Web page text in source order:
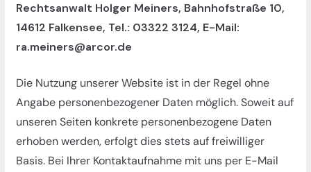
g
e
Rechtsanwalt Holger Meiners, Bahnhofstraße 10,
14612 Falkensee, Tel.: 03322 3124, E-Mail:
ra.meiners@arcor.de
Die Nutzung unserer Website ist in der Regel ohne
Angabe personenbezogener Daten möglich. Soweit auf
unseren Seiten konkrete personenbezogene Daten
erhoben werden, erfolgt dies stets auf freiwilliger
Basis. Bei Ihrer Kontaktaufnahme mit uns per E-Mail